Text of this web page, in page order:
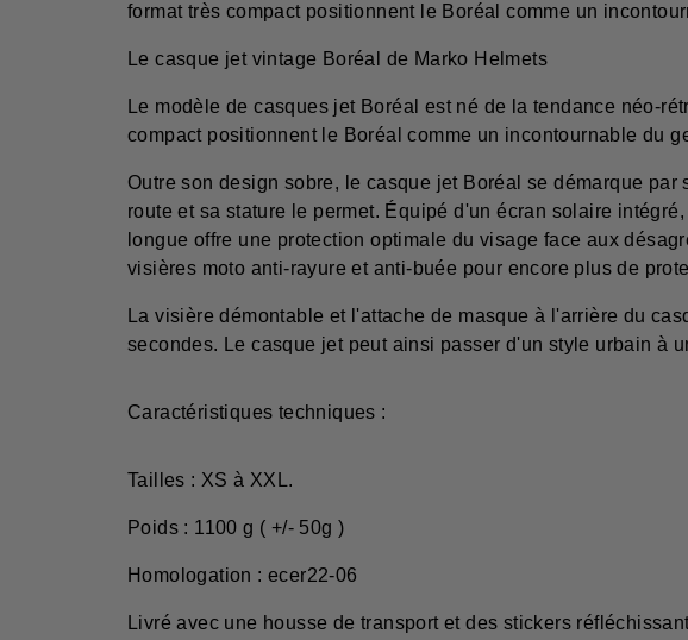
format très compact positionnent le Boréal comme un
Le casque jet vintage Boréal de Marko Helmets
Le modèle de casques jet Boréal est né de la tendance néo-
compact positionnent le Boréal comme un incontournable du
Outre son design sobre, le casque jet Boréal se démarque
route et sa stature le permet. Équipé d'un écran solaire
longue offre une protection optimale du visage face aux
visières moto anti-rayure et anti-buée pour encore plus de
La visière démontable et l'attache de masque à l'arrière du
secondes. Le casque jet peut ainsi passer d'un style urbain à
Caractéristiques techniques :
Tailles : XS à XXL.
Poids : 1100 g ( +/- 50g )
Homologation : ecer22-06
Livré avec une housse de transport et des stickers